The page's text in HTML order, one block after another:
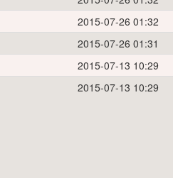
2015-07-26 01:32
2015-07-26 01:31
2015-07-13 10:29
2015-07-13 10:29